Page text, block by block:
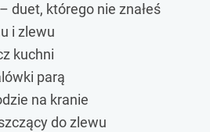
duet, którego nie znałeś
i zlewu
kuchni
parą
na kranie
do zlewu